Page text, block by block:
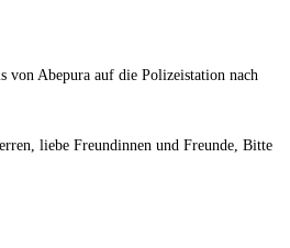
von Abepura auf die Polizeistation nach
liebe Freundinnen und Freunde, Bitte